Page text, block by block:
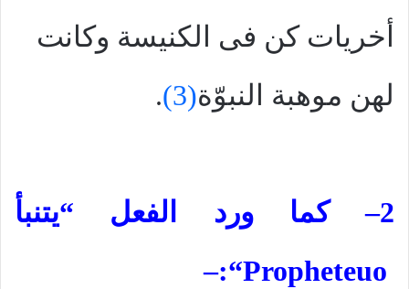
أخريات كن فى الكنيسة وكانت
لهن موهبة النبوّة(3)
.
2– كما ورد الفعل “يتنبأ
–
Propheteuo
“: